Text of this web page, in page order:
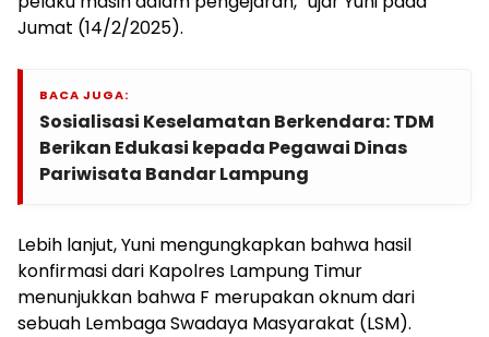
Jumat (14/2/2025).
BACA JUGA:
Sosialisasi Keselamatan Berkendara: TDM
Berikan Edukasi kepada Pegawai Dinas
Pariwisata Bandar Lampung
Lebih lanjut, Yuni mengungkapkan bahwa hasil
konfirmasi dari Kapolres Lampung Timur
menunjukkan bahwa F merupakan oknum dari
sebuah Lembaga Swadaya Masyarakat (LSM).